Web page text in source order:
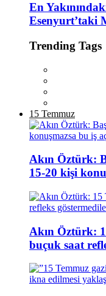
En
Esenyurt’taki
Trending Tags
15 Temmuz
Akın Öztürk:
15-20 kişi
Akın Öztürk:
buçuk saat